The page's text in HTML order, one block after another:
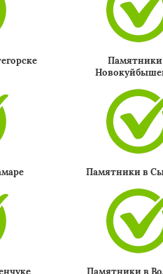
Памятники
Памятники в
Памятники в